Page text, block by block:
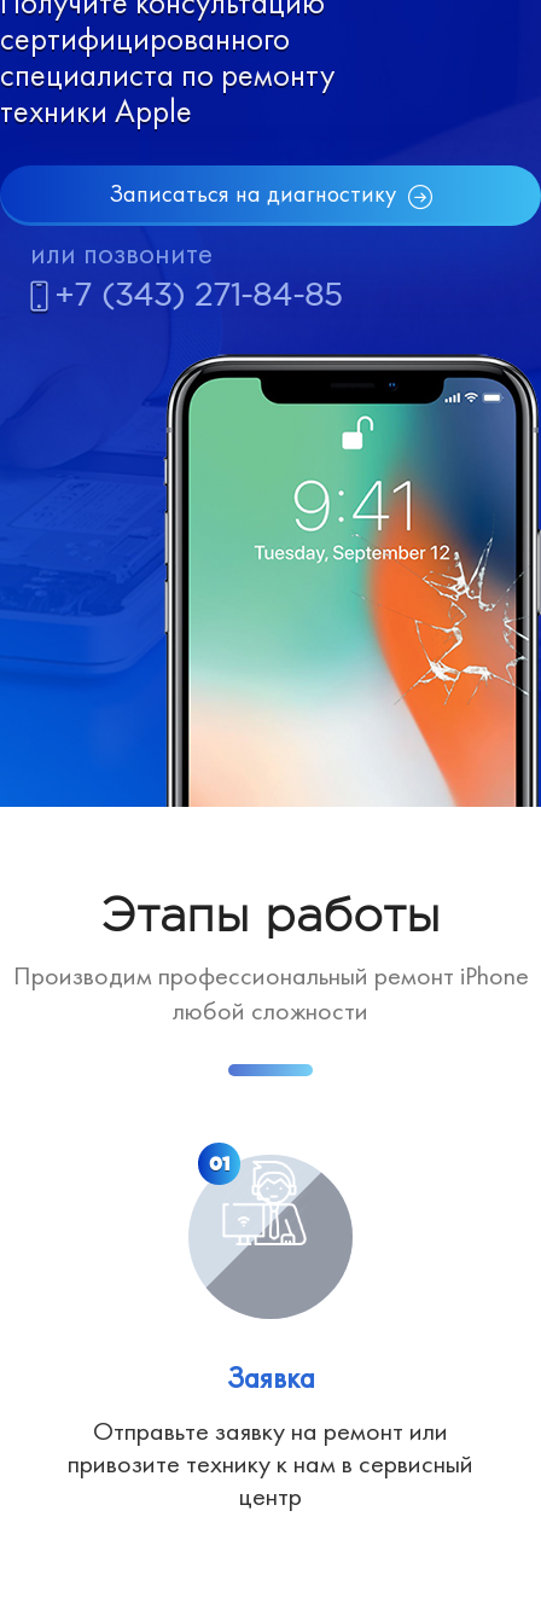
сертифицированного
специалиста по ремонту
техники Apple
Записаться на диагностику
или позвоните
+7 (343) 271-84-85
Этапы работы
Производим профессиональный ремонт iPhone
любой сложности
01
Заявка
Отправьте заявку на ремонт или
привозите технику к нам в сервисный
центр